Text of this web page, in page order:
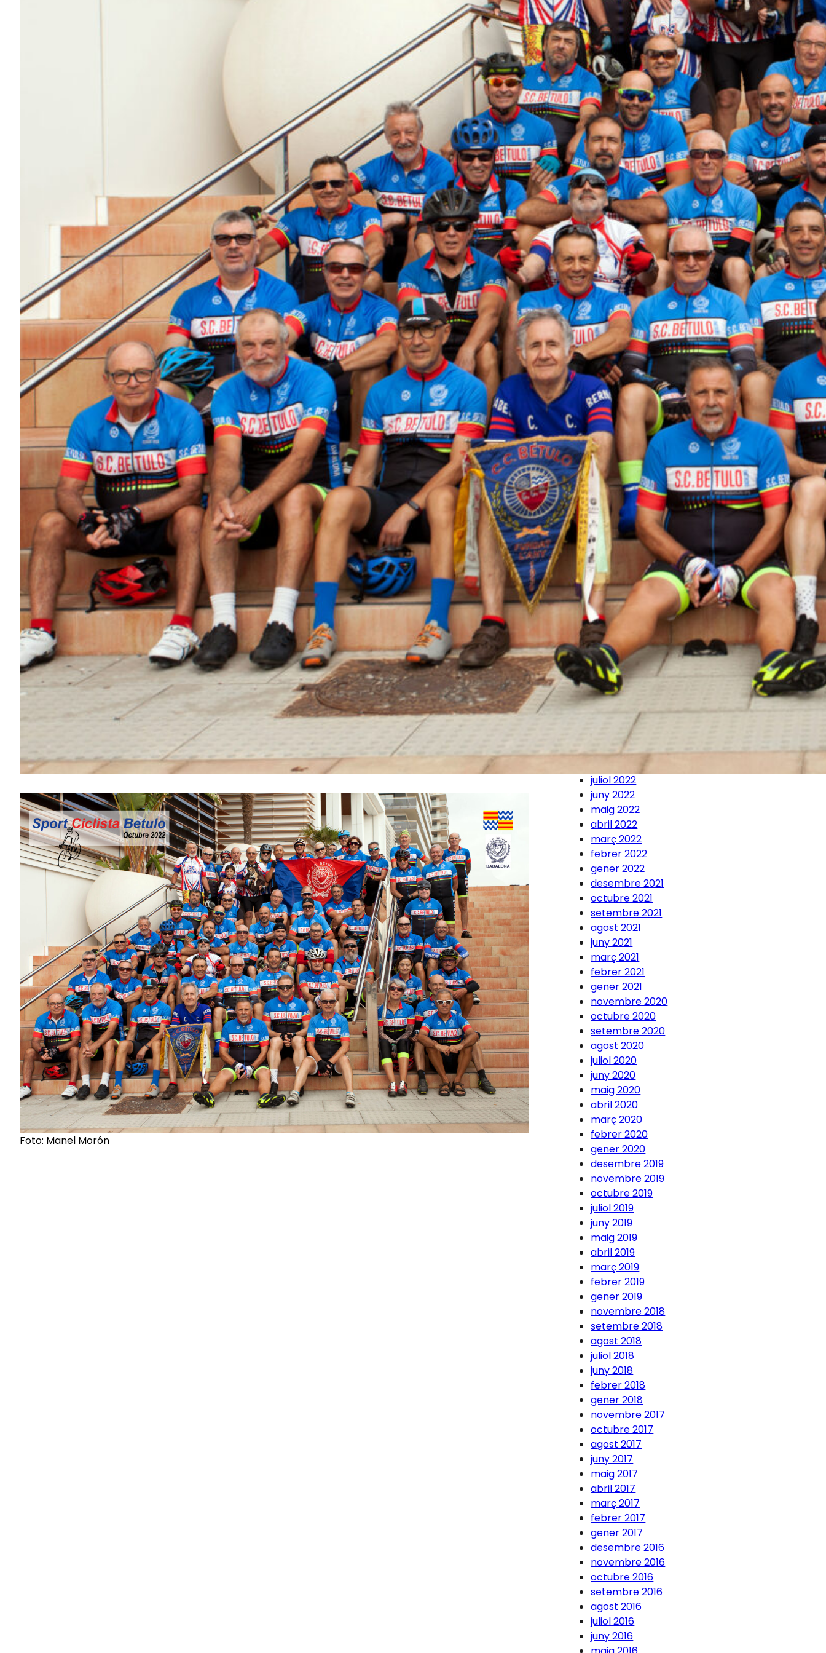
Foto: Manel Morón
classificació(6)
De viatge amb bici(20)
Enllaços(5)
Entrenament(6)
Fulls informatius(32)
Història gràfica(35)
Informació(158)
L'Entrevista(3)
Mecànica i material(8)
Notícies(214)
Nutrició i Salut(6)
Sortides Especials(48)
Arxius
juliol 2026
juny 2026
maig 2026
abril 2026
març 2026
febrer 2026
gener 2026
octubre 2025
setembre 2025
agost 2025
març 2025
febrer 2025
gener 2025
desembre 2024
octubre 2024
juliol 2024
juny 2024
maig 2024
març 2024
febrer 2024
gener 2024
novembre 2023
setembre 2023
agost 2023
juliol 2023
maig 2023
abril 2023
març 2023
febrer 2023
gener 2023
desembre 2022
novembre 2022
octubre 2022
setembre 2022
juliol 2022
juny 2022
maig 2022
abril 2022
març 2022
febrer 2022
gener 2022
desembre 2021
octubre 2021
setembre 2021
agost 2021
juny 2021
març 2021
febrer 2021
gener 2021
novembre 2020
octubre 2020
setembre 2020
agost 2020
juliol 2020
juny 2020
maig 2020
abril 2020
març 2020
febrer 2020
gener 2020
desembre 2019
novembre 2019
octubre 2019
juliol 2019
juny 2019
maig 2019
abril 2019
març 2019
febrer 2019
gener 2019
novembre 2018
setembre 2018
agost 2018
juliol 2018
juny 2018
febrer 2018
gener 2018
novembre 2017
octubre 2017
agost 2017
juny 2017
maig 2017
abril 2017
març 2017
febrer 2017
gener 2017
desembre 2016
novembre 2016
octubre 2016
setembre 2016
agost 2016
juliol 2016
juny 2016